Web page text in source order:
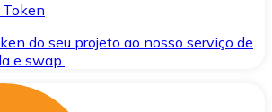
do seu projeto ao nosso serviço de
e swap.